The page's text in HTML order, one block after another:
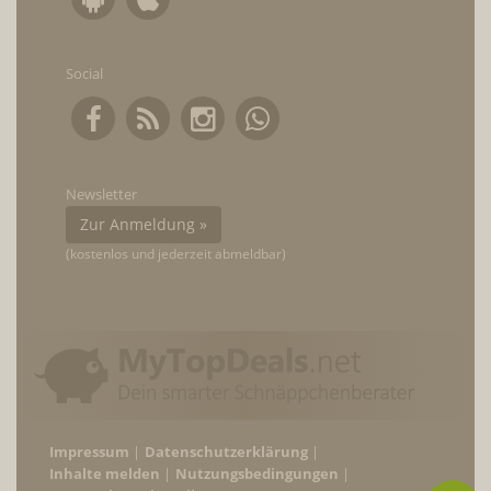
Social
Newsletter
Zur Anmeldung »
(kostenlos und jederzeit abmeldbar)
Impressum
Datenschutzerklärung
Inhalte melden
Nutzungsbedingungen